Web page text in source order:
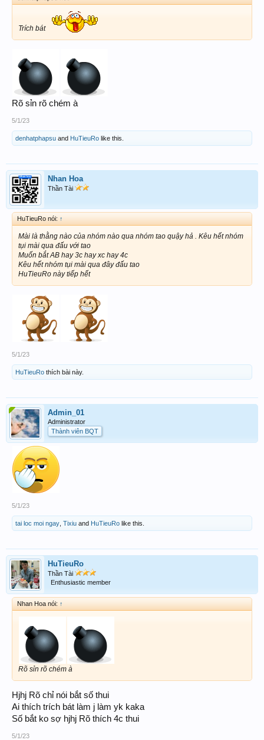
ĐÂY LÀ BẰNG CHỨNG
Đinh_Hiệppy81Thần Tài
Má ai đụng chạm gì tới nó, tự chạy ra chánh điện la làng room chém
gió khịa nó, con mẹ nó khùng rồi. Nó núp lùm xem ace nói chuyện
Trích bát
Rõ sỉn rõ chém à
5/1/23
denhatphapsu and HuTieuRo like this.
Nhan Hoa
Thần Tài
HuTieuRo nói: ↑
Mài là thằng nào của nhóm nào qua nhóm tao quậy hả . Kêu hết nhóm
tụi mài qua đấu với tao
Muốn bắt AB hay 3c hay xc hay 4c
Kêu hết nhóm tụi mài qua đây đấu tao
HuTieuRo này tiếp hết
5/1/23
HuTieuRo thích bài này.
Admin_01
Administrator
Thành viên BQT
5/1/23
tai loc moi ngay Tixiu and HuTieuRo like this.
HuTieuRo
Thần Tài
Enthusiastic member
Nhan Hoa nói: ↑
Rõ sỉn rõ chém à
Hjhj Rõ chỉ nói bắt số thui
Ai thích trích bát làm j làm yk kaka
Số bắt ko sợ hjhj Rõ thích 4c thui
5/1/23